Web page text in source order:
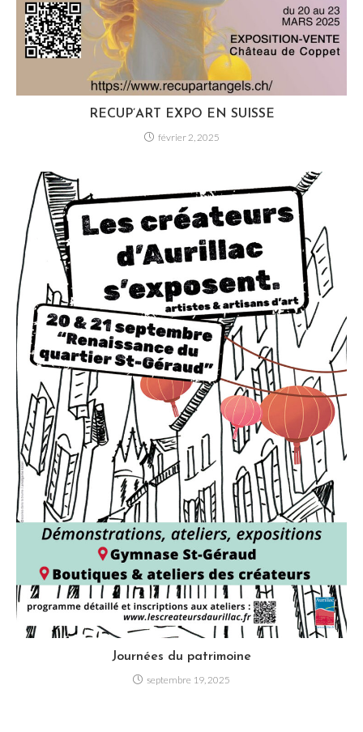
RECUP’ART EXPO EN SUISSE
février 2, 2025
Journées du patrimoine
septembre 19, 2025